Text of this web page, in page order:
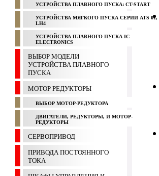
УСТРОЙСТВА ПЛАВНОГО ПУСКА: CT-START
УСТРОЙСТВА МЯГКОГО ПУСКА СЕРИИ ATS 01,
LH4
УСТРОЙСТВА ПЛАВНОГО ПУСКА IC
ELECTRONICS
ВЫБОР МОДЕЛИ
УСТРОЙСТВА ПЛАВНОГО
ПУСКА
МОТОР РЕДУКТОРЫ
ВЫБОР МОТОР-РЕДУКТОРА
ДВИГАТЕЛИ, РЕДУКТОРЫ, И МОТОР-
РЕДУКТОРЫ
СЕРВОПРИВОД
ПРИВОДА ПОСТОЯННОГО
ТОКА